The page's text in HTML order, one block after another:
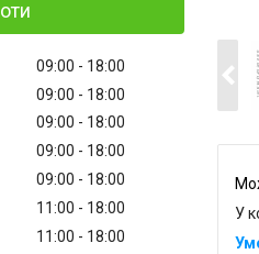
У
09:00
18:00
09:00
18:00
09:00
18:00
09:00
18:00
09:00
18:00
11:00
18:00
11:00 18:00